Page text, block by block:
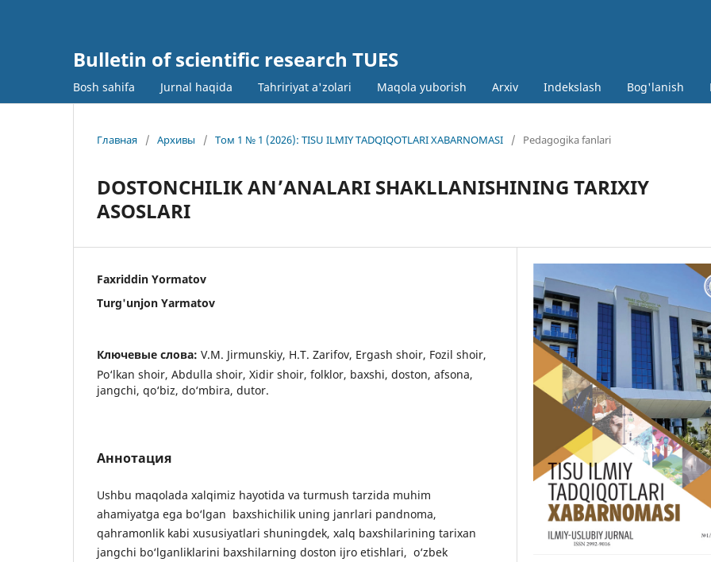
Bulletin of scientific research TUES
Bosh sahifa Jurnal haqida Tahririyat a'zolari Maqola yuborish Arxiv Indekslash Bog'lanish
Главная / Архивы / Том 1 № 1 (2026): TISU ILMIY TADQIQOTLARI XABARNOMASI / Pedagogika fanlari
DOSTONCHILIK ANʼANALARI SHAKLLANISHINING TARIXIY
ASOSLARI
Faxriddin Yormatov
Turg'unjon Yarmatov
Ключевые слова: V.M. Jirmunskiy, H.T. Zarifov, Ergash shoir, Fozil shoir,
Po‘lkan shoir, Abdulla shoir, Xidir shoir, folklor, baxshi, doston, afsona,
jangchi, qo‘biz, do‘mbira, dutor.
Аннотация
Ushbu maqolada xalqimiz hayotida va turmush tarzida muhim
ahamiyatga ega bo‘lgan baxshichilik uning janrlari pandnoma,
qahramonlik kabi xususiyatlari shuningdek, xalq baxshilarining tarixan
jangchi bo‘lganliklarini baxshilarning doston ijro etishlari, o‘zbek